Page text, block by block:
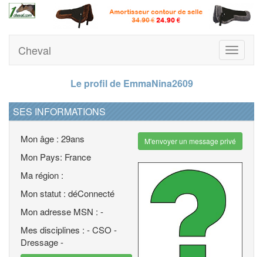
Toggle
Cheval
Le profil de EmmaNina2609
SES INFORMATIONS
Mon âge : 29ans
Mon Pays: France
Ma région :
Mon statut : déConnecté
Mon adresse MSN : -
Mes disciplines : - CSO -
Dressage -
M'envoyer un message privé